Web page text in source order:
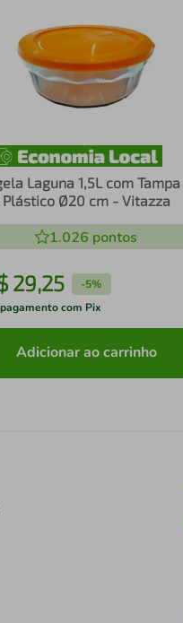
Laguna 1,5L com Tampa
Plástico Ø20 cm - Vitazza
1.026 pontos
29,25 -5%
com Pix
Adicionar ao carrinho